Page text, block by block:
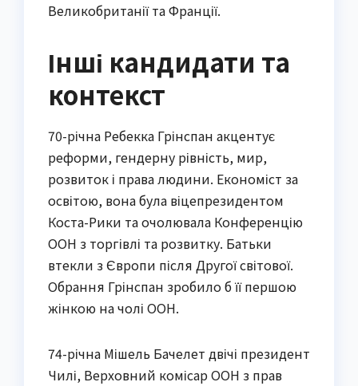
Великобританії та Франції.
Інші кандидати та
контекст
70-річна Ребекка Грінспан акцентує
реформи, гендерну рівність, мир,
розвиток і права людини. Економіст за
освітою, вона була віцепрезидентом
Коста-Рики та очолювала Конференцію
ООН з торгівлі та розвитку. Батьки
втекли з Європи після Другої світової.
Обрання Грінспан зробило б її першою
жінкою на чолі ООН.
74-річна Мішель Бачелет двічі президент
Чилі, Верховний комісар ООН з прав